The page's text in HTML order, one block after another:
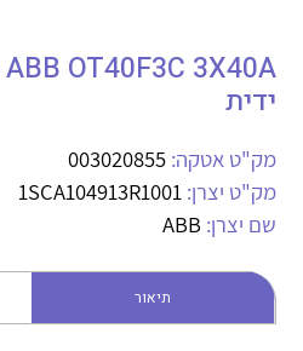
איכות |
אטקה בע”מ היא החברה הגדולה
מיתוג, בקרה , ואינסטלציה חשמלית
חשמל מיתוג ואינסטלציה חשמלית
בקרה
לכל מוצרי היצרן
ידית
מק"ט אטקה: 003020855
מק"ט יצרן: 1SCA104913R1001
שם יצרן: ABB
תיאור